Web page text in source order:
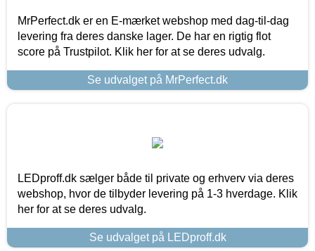
MrPerfect.dk er en E-mærket webshop med dag-til-dag
levering fra deres danske lager. De har en rigtig flot
score på Trustpilot. Klik her for at se deres udvalg.
Se udvalget på MrPerfect.dk
LEDproff.dk sælger både til private og erhverv via deres
webshop, hvor de tilbyder levering på 1-3 hverdage. Klik
her for at se deres udvalg.
Se udvalget på LEDproff.dk